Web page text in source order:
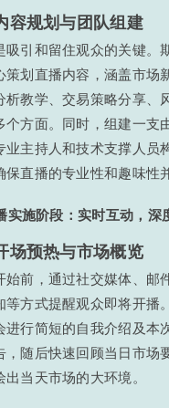
容规划与团队组建
吸引和留住观众的关键。
策划直播内容，涵盖市场
析教学、交易策略分享、
个方面。同时，组建一支
业主持人和技术支撑人员
保直播的专业性和趣味性
实施阶段：实时互动，深
场预热与市场概览
始前，通过社交媒体、邮
等方式提醒观众即将开播
进行简短的自我介绍及本
，随后快速回顾当日市场
出当天市场的大环境。